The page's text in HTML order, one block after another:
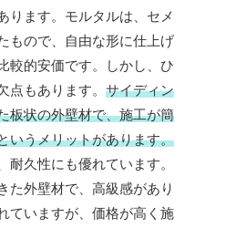
ります。モルタルは、セメ
もので、自由な形に仕上げ
較的安価です。しかし、ひ
点もあります。 サイディン
板状の外壁材で、施工が簡
いうメリットがあります。
耐久性にも優れています。
た外壁材で、高級感があり
ていますが、価格が高く施